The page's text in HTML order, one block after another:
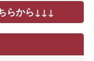
らから↓↓↓